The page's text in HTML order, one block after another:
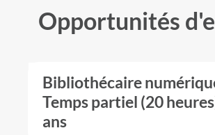
Opportunités
Bibliothécaire
Temps partiel (20
ans